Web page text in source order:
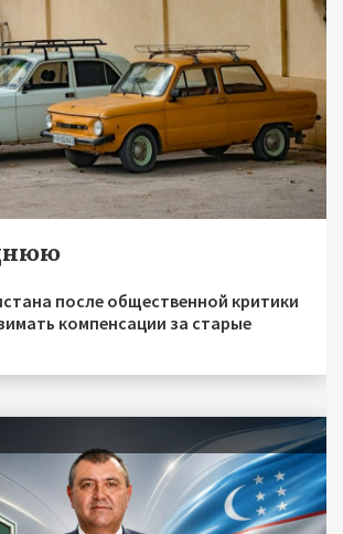
после общественной критики
компенсации за старые